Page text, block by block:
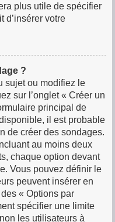
plus utile de spécifier
d’insérer votre
?
sujet ou modifiez le
sur l’onglet « Créer un
principal de
il est probable
de créer des sondages.
au moins deux
chaque option devant
Vous pouvez définir le
peuvent insérer en
« Options par
spécifier une limite
les utilisateurs à